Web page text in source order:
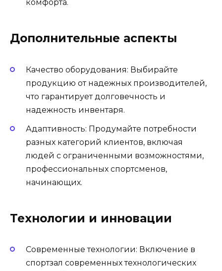
комфорта.
Дополнительные аспекты
Качество оборудования: Выбирайте
продукцию от надежных производителей,
что гарантирует долговечность и
надежность инвентаря.
Адаптивность: Продумайте потребности
разных категорий клиентов, включая
людей с ограниченными возможностями,
профессиональных спортсменов,
начинающих.
Технологии и инновации
Современные технологии: Включение в
спортзал современных технологических